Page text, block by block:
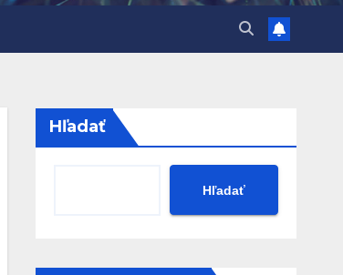
Hľadať
Hľadať